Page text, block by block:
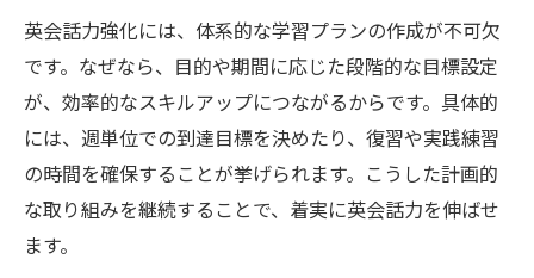
英会話力強化には、体系的な学習プランの作成が不可欠
です。なぜなら、目的や期間に応じた段階的な目標設定
が、効率的なスキルアップにつながるからです。具体的
には、週単位での到達目標を決めたり、復習や実践練習
の時間を確保することが挙げられます。こうした計画的
な取り組みを継続することで、着実に英会話力を伸ばせ
ます。